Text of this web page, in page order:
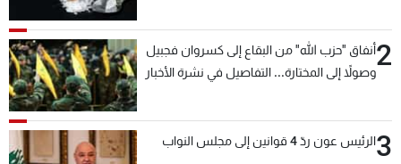
2أنفاق "حزب الله" من البقاع إلى كسروان فجبيل
وصولاً إلى المختارة... التفاصيل في نشرة الأخبار
3الرئيس عون ردّ 4 قوانين إلى مجلس النواب